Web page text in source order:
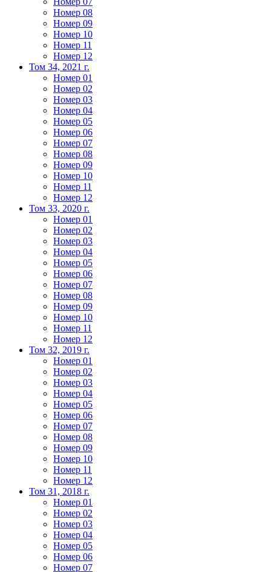
Номер 08
Номер 09
Номер 10
Номер 11
Номер 12
Том 34, 2021 г.
Номер 01
Номер 02
Номер 03
Номер 04
Номер 05
Номер 06
Номер 07
Номер 08
Номер 09
Номер 10
Номер 11
Номер 12
Том 33, 2020 г.
Номер 01
Номер 02
Номер 03
Номер 04
Номер 05
Номер 06
Номер 07
Номер 08
Номер 09
Номер 10
Номер 11
Номер 12
Том 32, 2019 г.
Номер 01
Номер 02
Номер 03
Номер 04
Номер 05
Номер 06
Номер 07
Номер 08
Номер 09
Номер 10
Номер 11
Номер 12
Том 31, 2018 г.
Номер 01
Номер 02
Номер 03
Номер 04
Номер 05
Номер 06
Номер 07